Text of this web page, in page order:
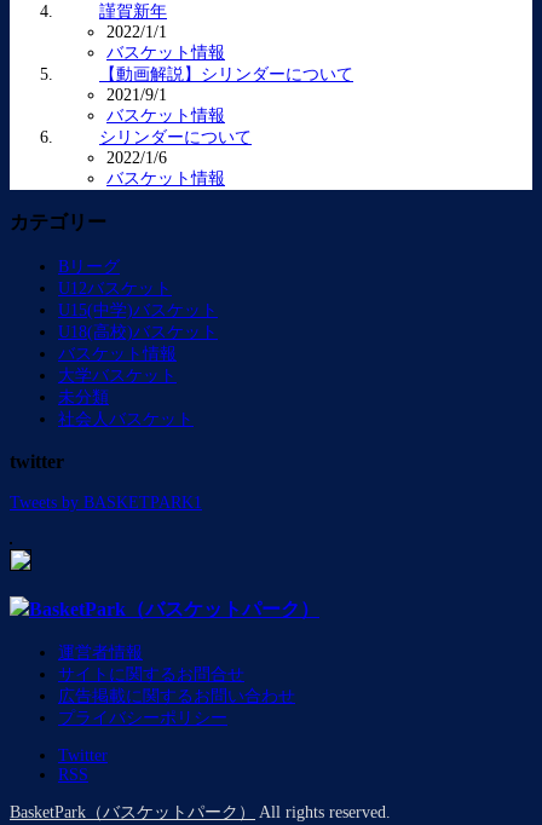
謹賀新年
2022/1/1
バスケット情報
【動画解説】シリンダーについて
2021/9/1
バスケット情報
シリンダーについて
2022/1/6
バスケット情報
カテゴリー
Bリーグ
U12バスケット
U15(中学)バスケット
U18(高校)バスケット
バスケット情報
大学バスケット
未分類
社会人バスケット
twitter
Tweets by BASKETPARK1
運営者情報
サイトに関するお問合せ
広告掲載に関するお問い合わせ
プライバシーポリシー
Twitter
RSS
BasketPark（バスケットパーク） All rights reserved.